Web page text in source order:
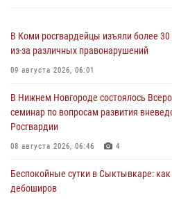
В Коми росгвардейцы изъяли более
из-за различных правонарушений
09 августа 2026, 06:01
В Нижнем Новгороде состоялось
семинар по вопросам развития
Росгвардии
08 августа 2026, 06:46 4
Беспокойные сутки в Сыктывкаре:
дебоширов